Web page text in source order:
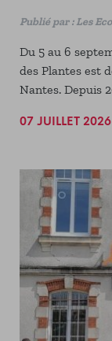
Publié par : Les
Du 5 au 6
des Plantes est
Nantes. Depuis
marché
et de l'artisanat
07 JUILLET 2026